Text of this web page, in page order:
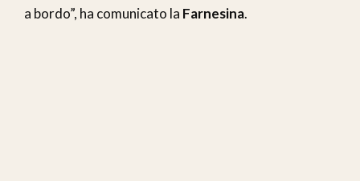
a bordo”, ha comunicato la Farnesina.